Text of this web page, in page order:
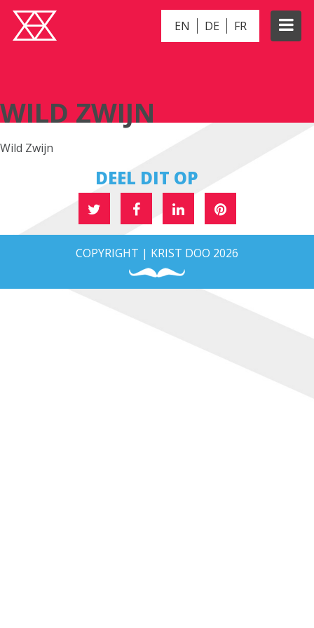
EN DE FR
WILD ZWIJN
Wild Zwijn
DEEL DIT OP
COPYRIGHT | KRIST DOO 2026